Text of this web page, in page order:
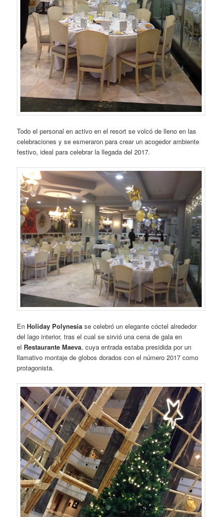
Todo el personal en activo en el resort se volcó de lleno en las
celebraciones y se esmeraron para crear un acogedor ambiente
festivo, ideal para celebrar la llegada del 2017.
EnHoliday Polynesia se celebró un elegante cóctel alrededor
del lago interior, tras el cual se sirvió una cena de gala en
el Restaurante Maeva, cuya entrada estaba presidida por un
llamativo montaje de globos dorados con el número 2017 como
protagonista.